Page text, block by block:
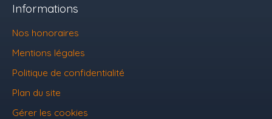
Informations
Nos honoraires
Mentions légales
Politique de confidentialité
Plan du site
Gérer les cookies